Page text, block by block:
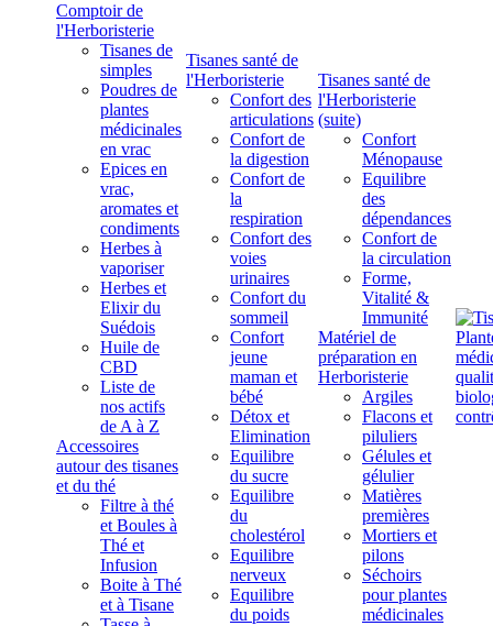
Comptoir de
l'Herboristerie
Tisanes de
simples
Poudres de
plantes
médicinales
en vrac
Epices en
vrac,
aromates et
condiments
Herbes à
vaporiser
Herbes et
Elixir du
Suédois
Huile de
CBD
Liste de
nos actifs
de A à Z
Accessoires
autour des tisanes
et du thé
Filtre à thé
et Boules à
Thé et
Infusion
Boite à Thé
et à Tisane
Tisanes santé de
l'Herboristerie
Confort des
articulations
Confort de
la digestion
Confort de
la
respiration
Confort des
voies
urinaires
Confort du
sommeil
Confort
jeune
maman et
bébé
Détox et
Elimination
Equilibre
du sucre
Equilibre
du
cholestérol
Equilibre
nerveux
Equilibre
du poids
Tisanes santé de
l'Herboristerie
(suite)
Confort
Ménopause
Equilibre
des
dépendances
Confort de
la circulation
Forme,
Vitalité &
Immunité
Matériel de
préparation en
Herboristerie
Argiles
Flacons et
piluliers
Gélules et
gélulier
Matières
premières
Mortiers et
pilons
Séchoirs
pour plantes
médicinales